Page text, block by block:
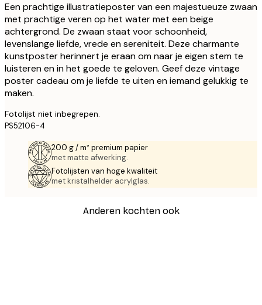
Een prachtige illustratieposter van een majestueuze zwaan
met prachtige veren op het water met een beige
achtergrond. De zwaan staat voor schoonheid,
levenslange liefde, vrede en sereniteit. Deze charmante
kunstposter herinnert je eraan om naar je eigen stem te
luisteren en in het goede te geloven. Geef deze vintage
poster cadeau om je liefde te uiten en iemand gelukkig te
maken.
Fotolijst niet inbegrepen.
PS52106-4
200 g / m² premium papier
met matte afwerking.
Fotolijsten van hoge kwaliteit
met kristalhelder acrylglas.
Anderen kochten ook